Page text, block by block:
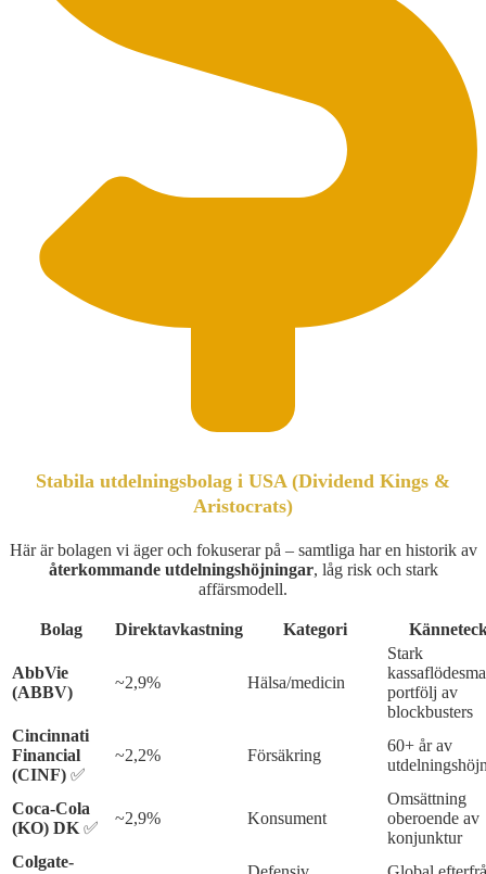
Stabila utdelningsbolag i USA (Dividend Kings &
Aristocrats)
Här är bolagen vi äger och fokuserar på – samtliga har en historik av
återkommande utdelningshöjningar, låg risk och stark
affärsmodell.
Bolag Direktavkastning Kategori
AbbVie
(ABBV)
~2,9% Hälsa/medicin
Stark
portfölj av
blockbusters
Cincinnati
Financial
(CINF) ✅
~2,2% Försäkring
60+ år av
Coca-Cola
(KO) DK ✅
~2,9% Konsument
Omsättning
oberoende av
konjunktur
Colgate-